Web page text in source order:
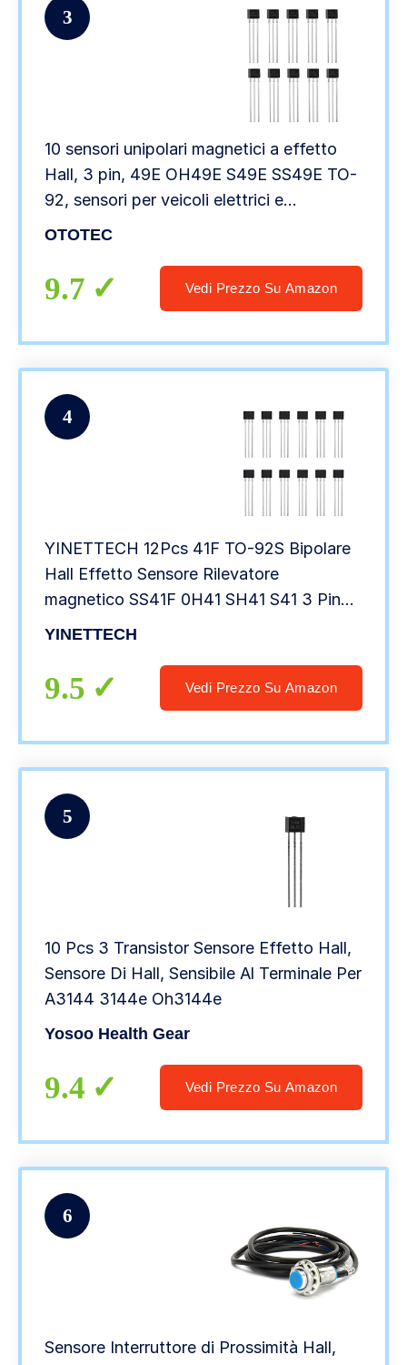
3
10 sensori unipolari magnetici a effetto
Hall, 3 pin, 49E OH49E S49E SS49E TO-
92, sensori per veicoli elettrici e
riparazione di motori
OTOTEC
9.7 Vedi Prezzo Su Amazon
4
YINETTECH 12Pcs 41F TO-92S Bipolare
Hall Effetto Sensore Rilevatore
magnetico SS41F 0H41 SH41 S41 3 Pin
Sensore Per Veicoli Elettrici Motore
YINETTECH
9.5 Vedi Prezzo Su Amazon
5
10 Pcs 3 Transistor Sensore Effetto Hall,
Sensore Di Hall, Sensibile Al Terminale Per
A3144 3144e Oh3144e
Yosoo Health Gear
9.4 Vedi Prezzo Su Amazon
6
Sensore Interruttore di Prossimità Hall,